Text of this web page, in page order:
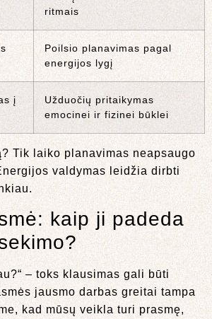
ritmais
Poilsio planavimas pagal
energijos lygį
į
Užduočių pritaikymas
emocinei ir fizinei būklei
Tik laiko planavimas neapsaugo
valdymas leidžia dirbti
kaip ji padeda
– toks klausimas gali būti
jausmo darbas greitai tampa
kad mūsų veikla turi prasmę,